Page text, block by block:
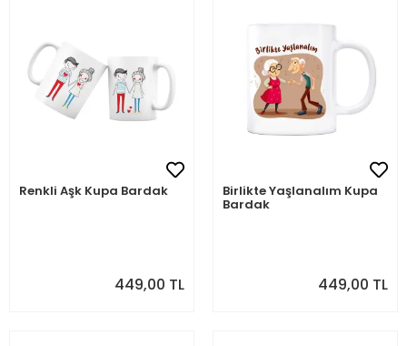
Renkli Aşk Kupa Bardak
449,00 TL
Birlikte Yaşlanalım Kupa
Bardak
449,00 TL